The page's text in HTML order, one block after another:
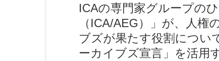
ICAの専門家グループの
（ICA/AEG）」が、人
ブズが果たす役割につい
ーカイブズ宣言」を活用